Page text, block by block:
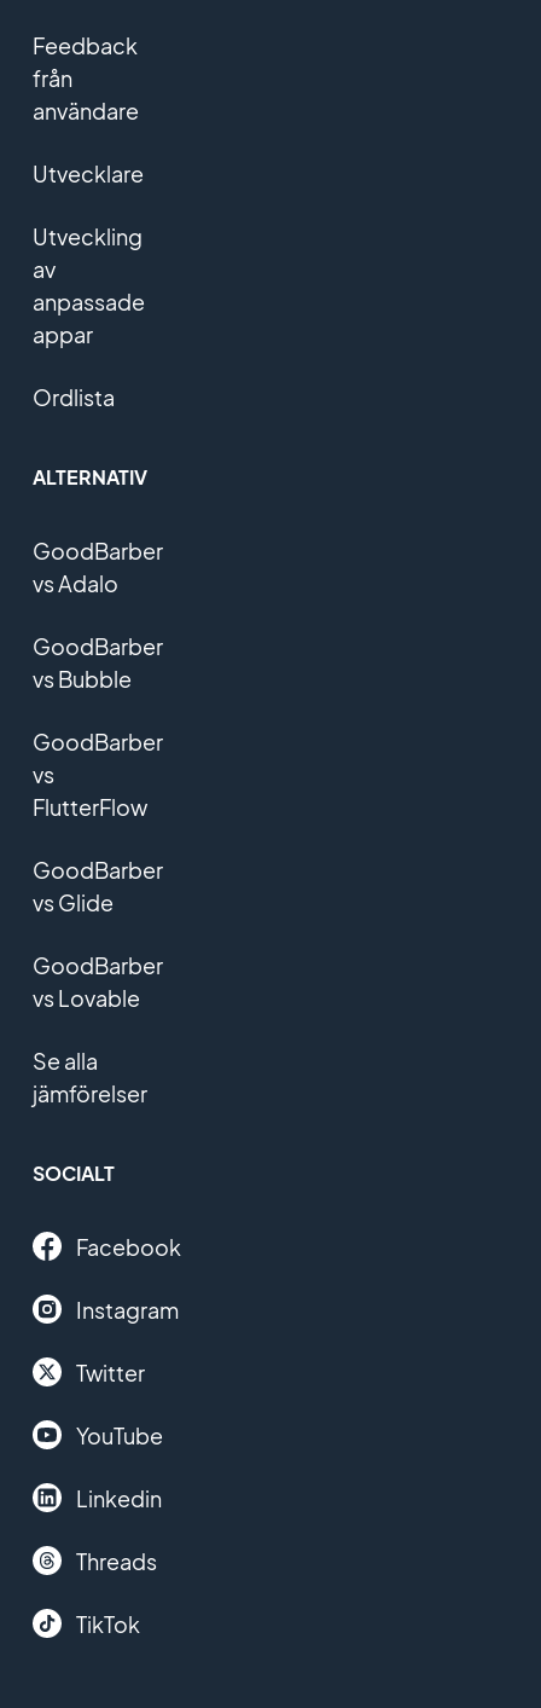
Feedback
från
användare
Utvecklare
Utveckling
av
anpassade
appar
Ordlista
ALTERNATIV
GoodBarber
vs Adalo
GoodBarber
vs Bubble
GoodBarber
vs
FlutterFlow
GoodBarber
vs Glide
GoodBarber
vs Lovable
Se alla
jämförelser
SOCIALT
Facebook
Instagram
Twitter
YouTube
Linkedin
Threads
TikTok